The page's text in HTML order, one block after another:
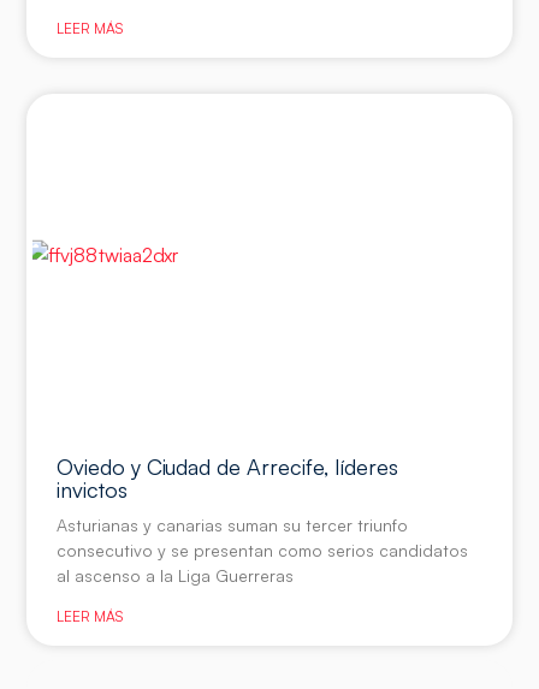
LEER MÁS
Oviedo y Ciudad de Arrecife, líderes
invictos
Asturianas y canarias suman su tercer triunfo
consecutivo y se presentan como serios candidatos
al ascenso a la Liga Guerreras
LEER MÁS